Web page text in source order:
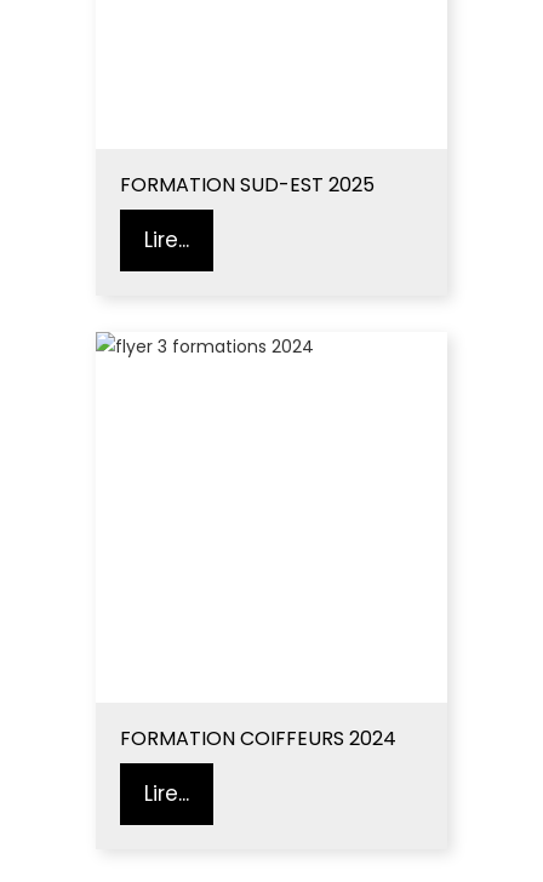
FORMATION SUD-EST 2025
Lire...
FORMATION COIFFEURS 2024
Lire...